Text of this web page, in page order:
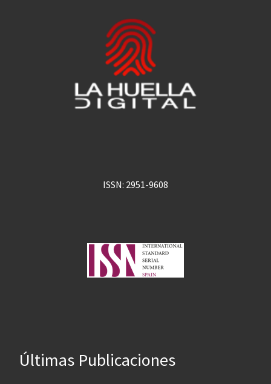
ISSN: 2951-9608
Últimas Publicaciones